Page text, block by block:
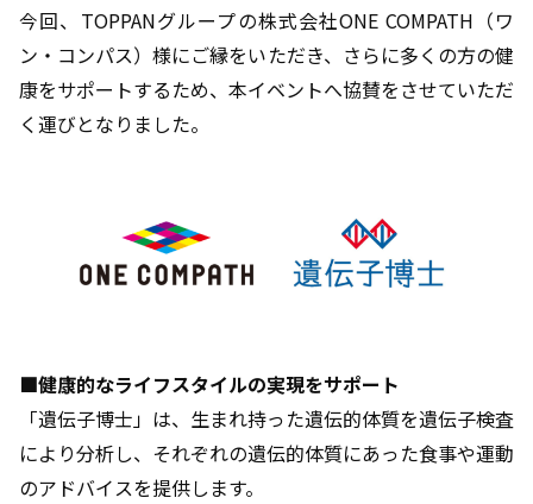
今回、TOPPANグループの株式会社ONE COMPATH（ワ
ン・コンパス）様にご縁をいただき、さらに多くの方の健
康をサポートするため、本イベントへ協賛をさせていただ
く運びとなりました。
■健康的なライフスタイルの実現をサポート
「遺伝子博士」は、生まれ持った遺伝的体質を遺伝子検査
により分析し、それぞれの遺伝的体質にあった食事や運動
のアドバイスを提供します。